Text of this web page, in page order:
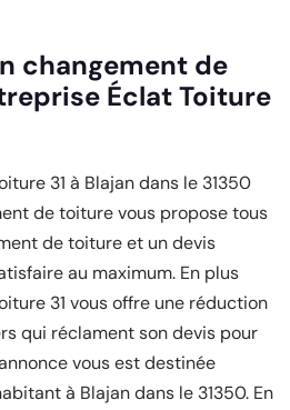
changement de
Éclat Toiture
31 à Blajan dans le 31350
de toiture vous propose tous
de toiture et un devis
au maximum. En plus
31 vous offre une réduction
qui réclament son devis pour
vous est destinée
à Blajan dans le 31350. En